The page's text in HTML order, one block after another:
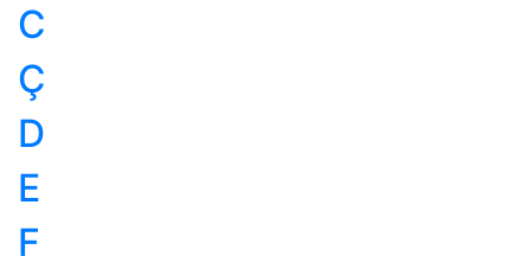
C
Ç
D
E
F